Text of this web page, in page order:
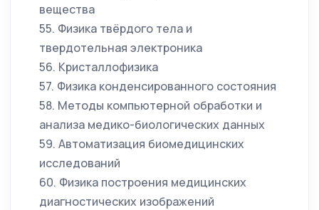
вещества
55. Физика твёрдого тела и
твердотельная электроника
56. Кристаллофизика
57. Физика конденсированного состояния
58. Методы компьютерной обработки и
анализа медико-биологических данных
59. Автоматизация биомедицинских
исследований
60. Физика построения медицинских
диагностических изображений